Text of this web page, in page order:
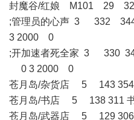
封魔谷/红娘 M101 29
;管理员的心声 3 332
3 2000 0
;开加速者死全家 3 330
0 3 2000 0
苍月岛/杂货店 5 143
苍月岛/书店 5 138
苍月岛/武器店 5 129